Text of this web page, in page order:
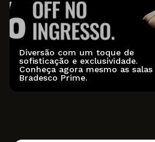
Diversão com um toque de
sofisticação e exclusividade.
Conheça agora mesmo as salas
Bradesco Prime.